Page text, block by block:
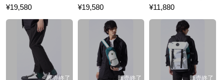
¥19,580 ¥19,580 ¥11,880